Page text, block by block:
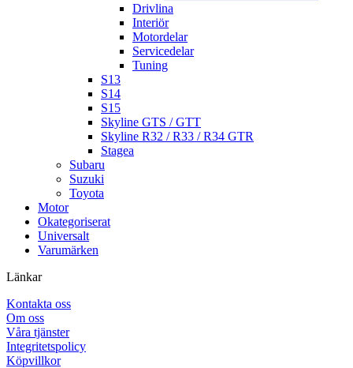
Drivlina
Interiör
Motordelar
Servicedelar
Tuning
S13
S14
S15
Skyline GTS / GTT
Skyline R32 / R33 / R34 GTR
Stagea
Subaru
Suzuki
Toyota
Motor
Okategoriserat
Universalt
Varumärken
Länkar
Kontakta oss
Om oss
Våra tjänster
Integritetspolicy
Köpvillkor